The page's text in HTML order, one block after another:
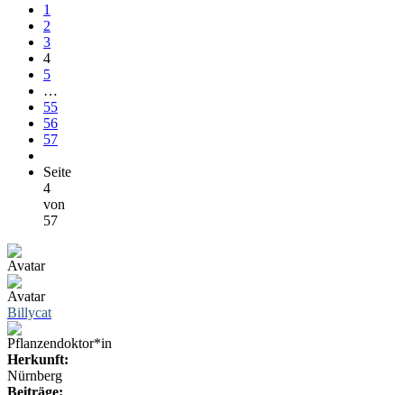
1
2
3
4
5
…
55
56
57
Seite
4
von
57
Billycat
Herkunft:
Nürnberg
Beiträge: